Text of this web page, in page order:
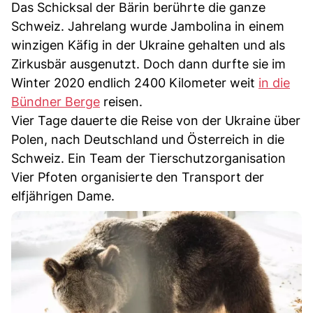
Das Schicksal der Bärin berührte die ganze
Schweiz. Jahrelang wurde Jambolina in einem
winzigen Käfig in der Ukraine gehalten und als
Zirkusbär ausgenutzt. Doch dann durfte sie im
Winter 2020 endlich 2400 Kilometer weit in die
Bündner Berge reisen.
Vier Tage dauerte die Reise von der Ukraine über
Polen, nach Deutschland und Österreich in die
Schweiz. Ein Team der Tierschutzorganisation
Vier Pfoten organisierte den Transport der
elfjährigen Dame.